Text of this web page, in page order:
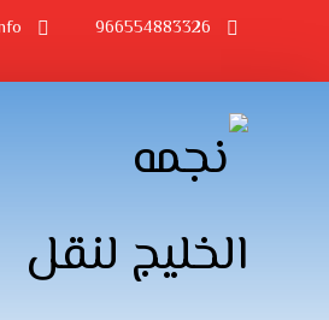
966554883326